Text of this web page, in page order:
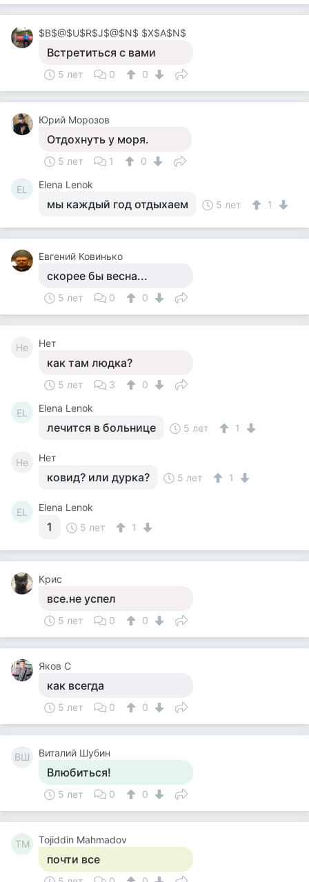
$B$@$U$R$J$@$N$ $X$A$N$
Встретиться с вами
5 лет 0 0
Юрий Морозов
Отдохнуть у моря.
5 лет 1 0
EL Elena Lenok
мы каждый год отдыхаем 5 лет 1
Евгений Ковинько
скорее бы весна...
5 лет 0 0
Не Нет
как там людка?
5 лет 3 0
EL Elena Lenok
лечится в больнице 5 лет 1
Не Нет
ковид? или дурка? 5 лет 1
EL Elena Lenok
1 5 лет 1
Крис
все.не успел
5 лет 0 0
Яков С
как всегда
5 лет 0 0
ВШ Виталий Шубин
Влюбиться!
5 лет 0 0
TM Tojiddin Mahmadov
почти все